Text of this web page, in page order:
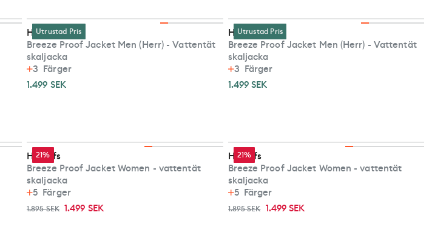
Utrustad Pris
Haglöfs
Breeze Proof Jacket Men (Herr) - Vattentät
skaljacka
3 Färger
1.499 SEK
Utrustad Pris
Haglöfs
Breeze Proof Jacket Men (Herr) - Vattentät
skaljacka
3 Färger
1.499 SEK
21%
Haglöfs
Breeze Proof Jacket Women - vattentät
skaljacka
5 Färger
1.895 SEK 1.499 SEK
21%
Haglöfs
Breeze Proof Jacket Women - vattentät
skaljacka
5 Färger
1.895 SEK 1.499 SEK